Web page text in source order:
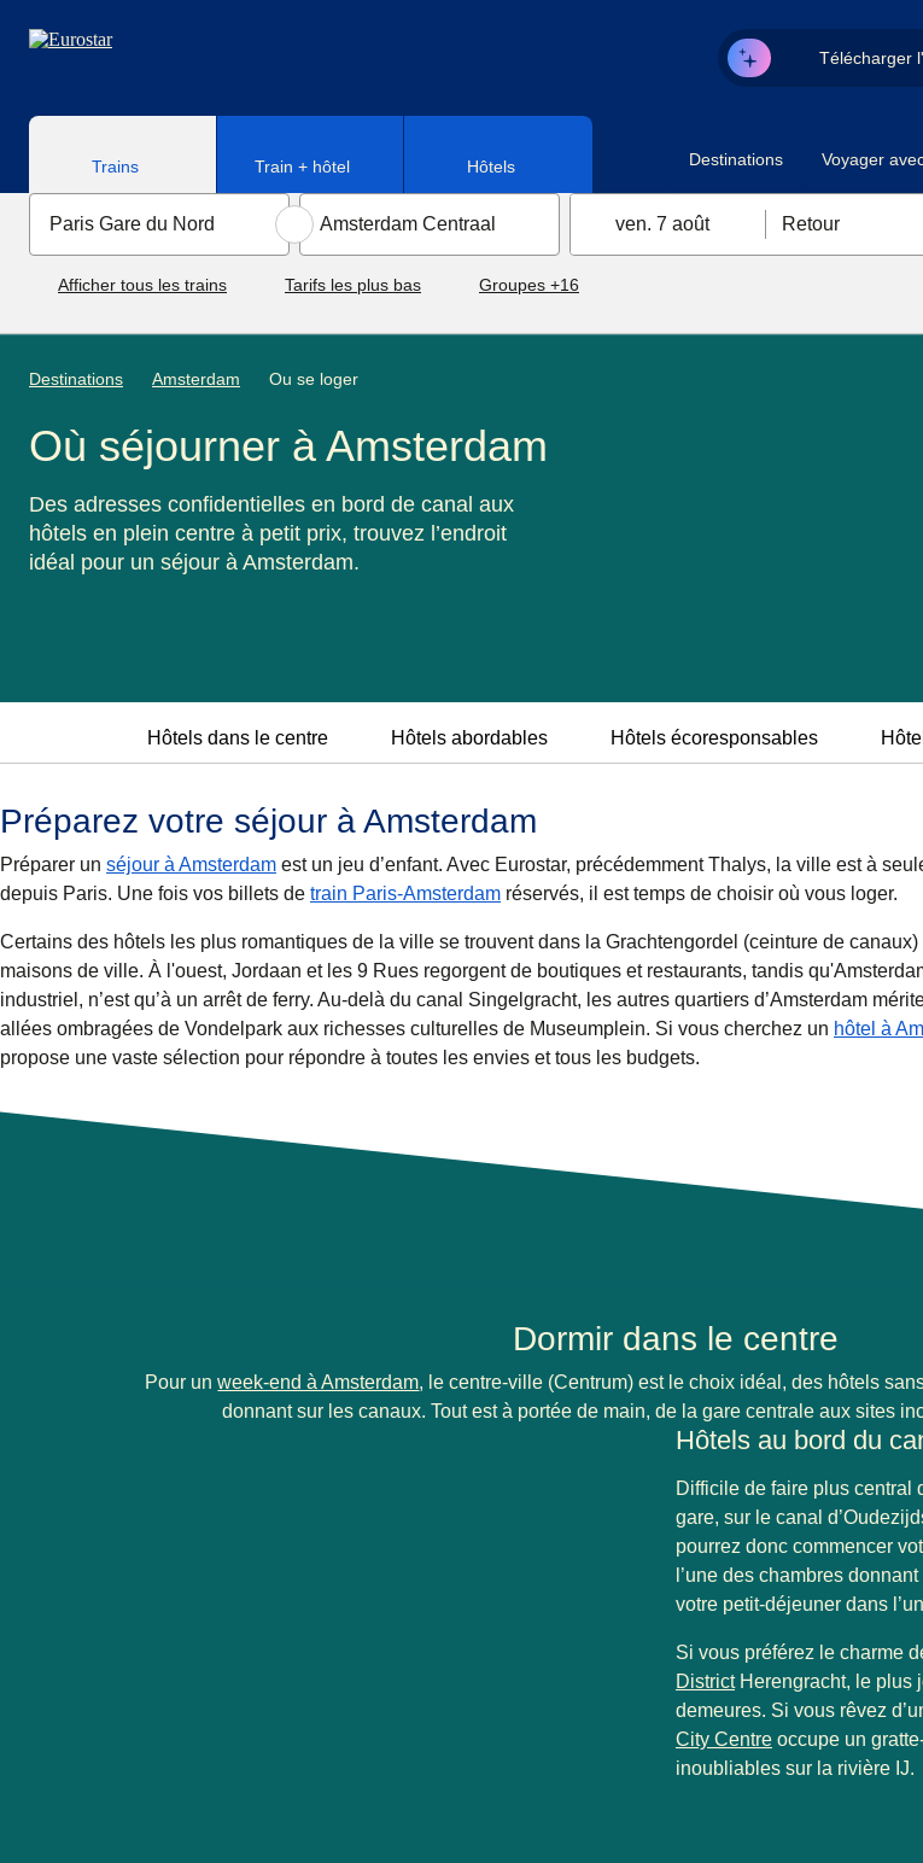
Télécharger
Trains Train + hôtel Hôtels Destinations Voyager
ven. 7 août Retour
Afficher tous les trains Tarifs les plus bas Groupes +16
Destinations Amsterdam Ou se loger
Où séjourner à Amsterdam
Des adresses confidentielles en bord de canal aux
hôtels en plein centre à petit prix, trouvez l’endroit
idéal pour un séjour à Amsterdam.
Hôtels dans le centre Hôtels abordables Hôtels écoresponsables
Préparez votre séjour à Amsterdam
Préparer un séjour à Amsterdam est un jeu d’enfant. Avec Eurostar, précédemment Thalys, la ville est à
depuis Paris. Une fois vos billets de train Paris-Amsterdam réservés, il est temps de choisir où vous loger.
Certains des hôtels les plus romantiques de la ville se trouvent dans la Grachtengordel (ceinture de
maisons de ville. À l'ouest, Jordaan et les 9 Rues regorgent de boutiques et restaurants, tandis
industriel, n’est qu’à un arrêt de ferry. Au-delà du canal Singelgracht, les autres quartiers d’Amsterdam
allées ombragées de Vondelpark aux richesses culturelles de Museumplein. Si vous cherchez un hôtel à
propose une vaste sélection pour répondre à toutes les envies et tous les budgets.
Dormir dans le centre
Pour unweek-end à Amsterdam, le centre-ville (Centrum) est le choix idéal, des hôtels
donnant sur les canaux. Tout est à portée de main, de la gare centrale aux sites
Hôtels au bord du
Difficile de faire plus central
gare, sur le canal
pourrez donc commencer
l’une des chambres
votre petit-déjeuner dans
Si vous préférez le charme
DistrictHerengracht, le plus
demeures. Si vous rêvez
City Centre occupe un
inoubliables sur la rivière IJ.